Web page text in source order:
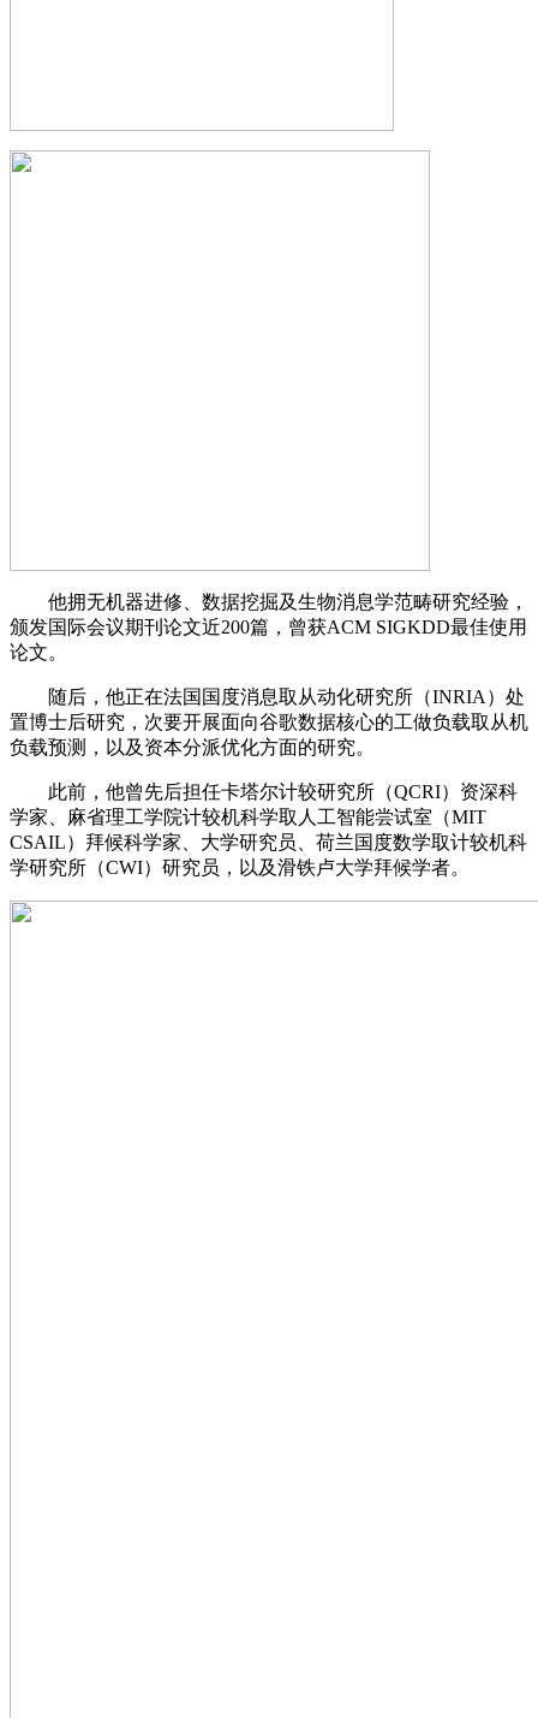
他拥无机器进修、数据挖掘及生物消息学范畴研究经验，
颁发国际会议期刊论文近200篇，曾获ACM SIGKDD最佳使用
论文。
随后，他正在法国国度消息取从动化研究所（INRIA）处
置博士后研究，次要开展面向谷歌数据核心的工做负载取从机
负载预测，以及资本分派优化方面的研究。
此前，他曾先后担任卡塔尔计较研究所（QCRI）资深科
学家、麻省理工学院计较机科学取人工智能尝试室（MIT
CSAIL）拜候科学家、大学研究员、荷兰国度数学取计较机科
学研究所（CWI）研究员，以及滑铁卢大学拜候学者。